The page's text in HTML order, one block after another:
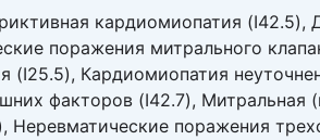
кардиомиопатия
поражения митрального
Кардиомиопатия
факторов (I42.7), Митральная
Неревматические поражения